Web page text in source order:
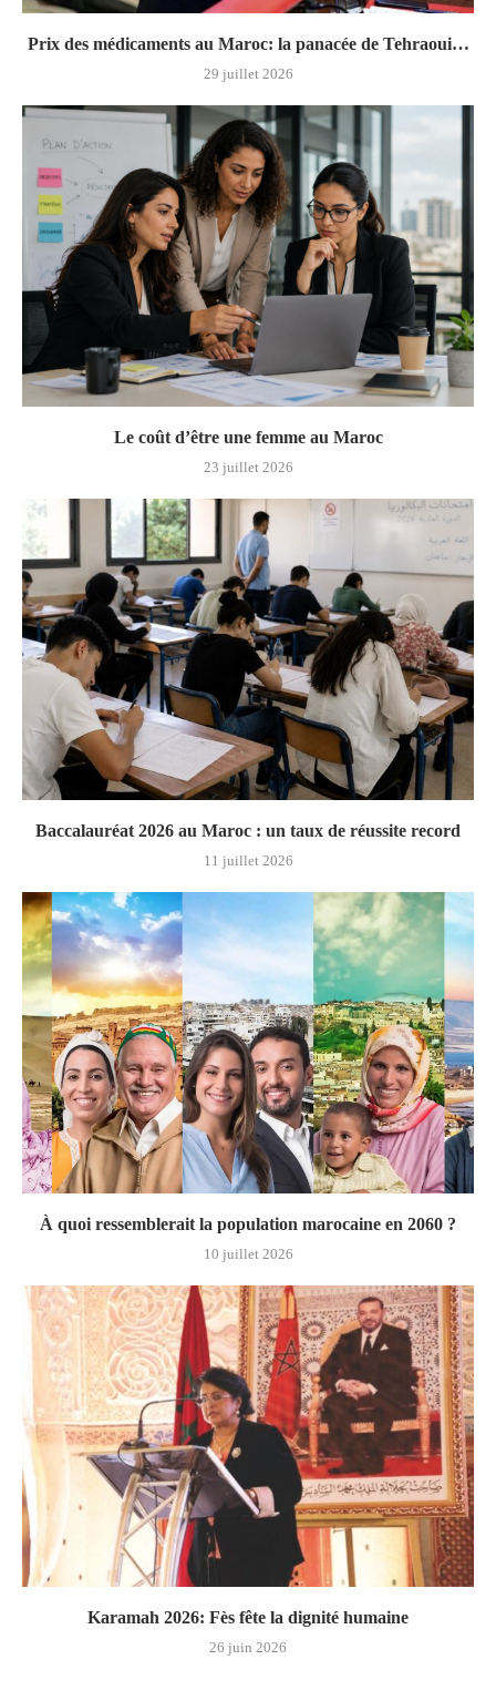
Prix des médicaments au Maroc: la panacée de Tehraoui…
29 juillet 2026
Le coût d’être une femme au Maroc
23 juillet 2026
Baccalauréat 2026 au Maroc : un taux de réussite record
11 juillet 2026
À quoi ressemblerait la population marocaine en 2060 ?
10 juillet 2026
Karamah 2026: Fès fête la dignité humaine
26 juin 2026